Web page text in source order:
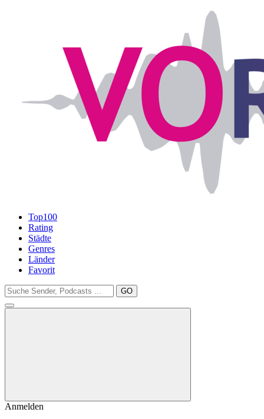
Top100
Rating
Städte
Genres
Länder
Favorit
GO
Anmelden